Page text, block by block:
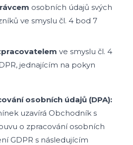
osobních údajů svých
ve smyslu čl. 4 bod 7
ve smyslu čl. 4
jednajícím na pokyn
osobních údajů (DPA):
uzavírá Obchodník s
o zpracování osobních
GDPR s následujícím